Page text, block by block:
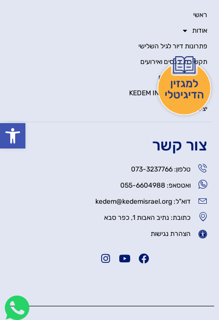
פתח
ראשי
אודות
פתרונות דיור לגיל השלישי
תקשורת, כנסים ואירועים
מאמרים מקצועיים
KEDEM INNOVATION HUB
יצירת קשר
צור קשר
טלפון: 073-3237766
ואטסאפ: 055-6604988
דוא"ל: kedem@kedemisrael.org
כתובת: נתיב האבות 1, כפר סבא
הצהרת נגישות